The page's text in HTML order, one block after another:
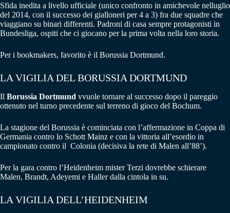
Sfida inedita a livello ufficiale (unico confronto in amichevole nelluglio
del 2014, con il successo dei gialloneri per 4 a 3) fra due squadre che
viaggiano su binari differenti. Padroni di casa sempre protagonisti in
Bundesliga, ospiti che ci giocano per la prima volta nella loro storia.
Per i bookmakers, favorito è il Borussia Dortmund.
LA VIGILIA DEL BORUSSIA DORTMUND
Il Borussia Dortmund vvuole tornare al successo dopo il pareggio
ottenuto nel turno precedente sul terreno di gioco del Bochum.
La stagione del Borussia è cominciata con l’affermazione in Coppa di
Germania contro lo Schott Mainz e con la vittoria all’esordio in
campionato contro il Colonia (decisiva la rete di Malen all’88’).
Per la gara contro l’Heidenheim mister Terzi dovrebbe schierare
Malen, Brandt, Adeyemi e Haller dalla cintola in su.
LA VIGILIA DELL’HEIDENHEIM